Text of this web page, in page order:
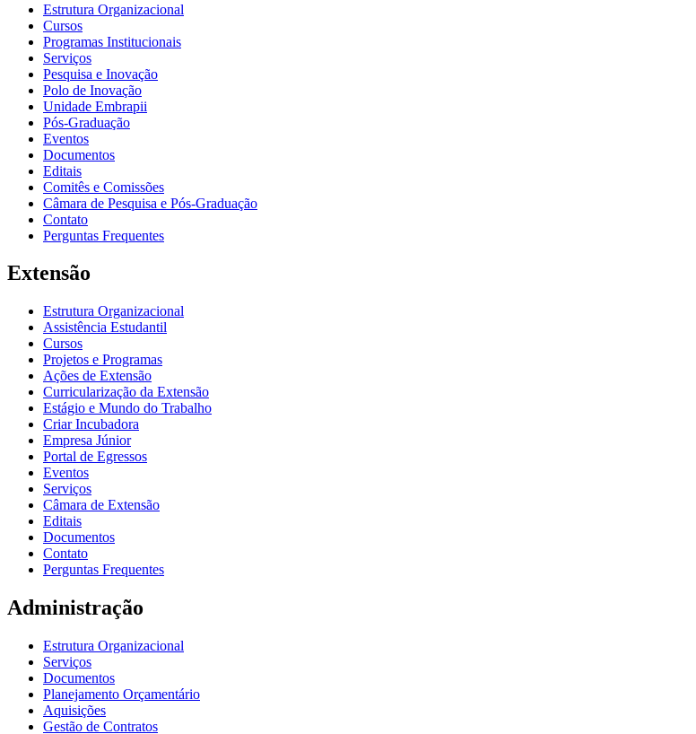
Estrutura Organizacional
Cursos
Programas Institucionais
Serviços
Pesquisa e Inovação
Polo de Inovação
Unidade Embrapii
Pós-Graduação
Eventos
Documentos
Editais
Comitês e Comissões
Câmara de Pesquisa e Pós-Graduação
Contato
Perguntas Frequentes
Extensão
Estrutura Organizacional
Assistência Estudantil
Cursos
Projetos e Programas
Ações de Extensão
Curricularização da Extensão
Estágio e Mundo do Trabalho
Criar Incubadora
Empresa Júnior
Portal de Egressos
Eventos
Serviços
Câmara de Extensão
Editais
Documentos
Contato
Perguntas Frequentes
Administração
Estrutura Organizacional
Serviços
Documentos
Planejamento Orçamentário
Aquisições
Gestão de Contratos